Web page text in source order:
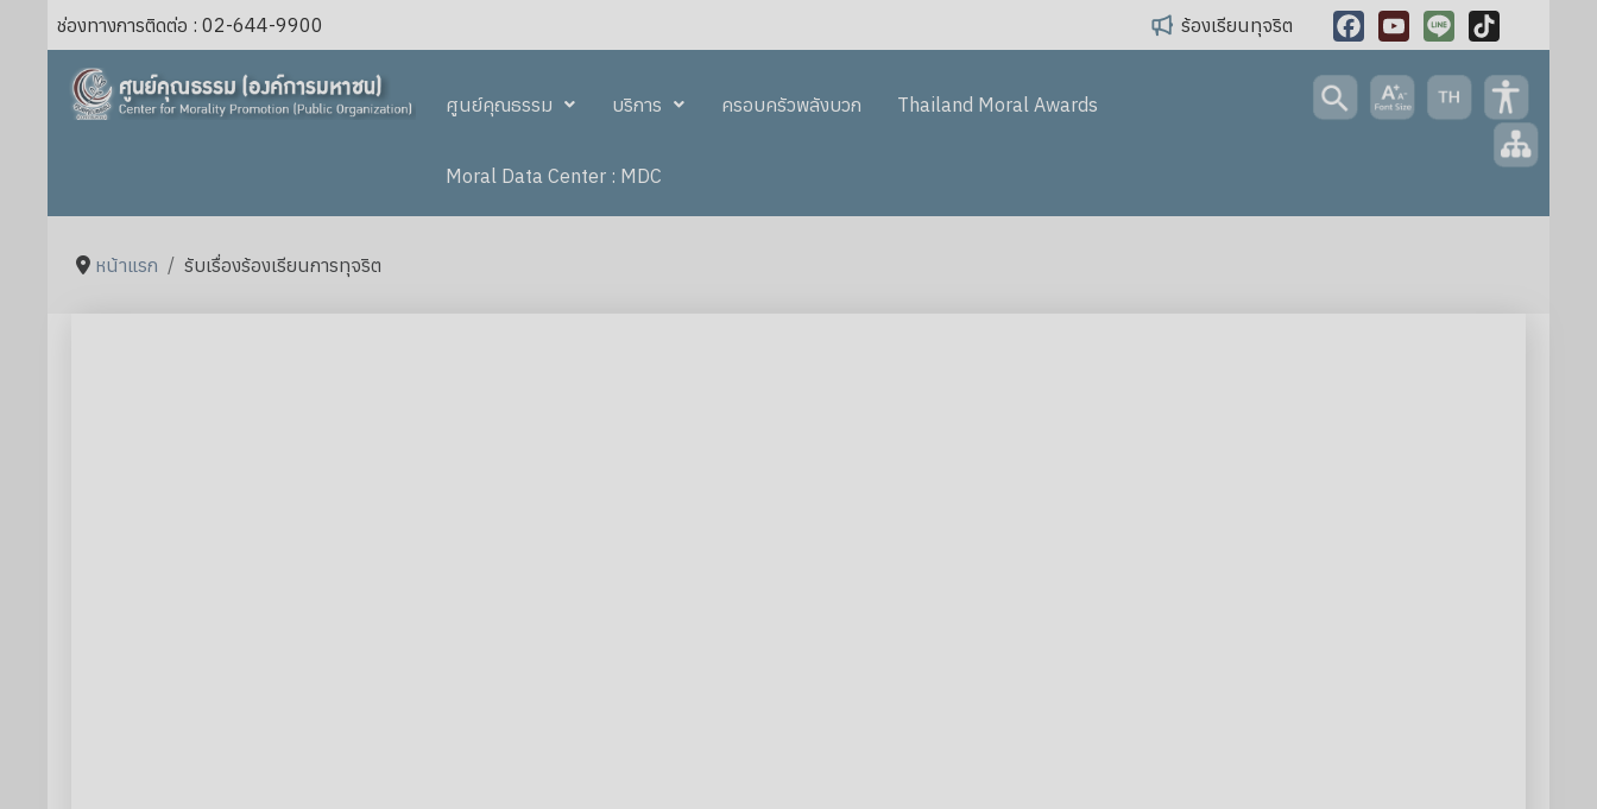
ช่องทางการติดต่อ : 02-644-9900
ร้องเรียนทุจริต
FacebookYouTube
Line TikTok
ศูนย์คุณธรรม
บริการ ครอบครัวพลังบวก Thailand Moral Awards
Moral Data Center : MDC
หน้าแรก รับเรื่องร้องเรียนการทุจริต